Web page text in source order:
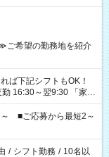
ご希望の勤務地を紹介
～翌9:30 「家族
飯の準備がしたい」
希望を教えてください
週40時間を超える場
～ ■ご応募から最短2～
/ シフト勤務 / 10名以